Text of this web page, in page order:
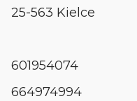
25-563 Kielce
601954074
664974994